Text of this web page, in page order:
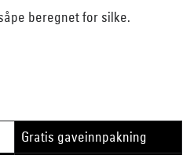
beregnet for silke.
Gratis gaveinnpakning